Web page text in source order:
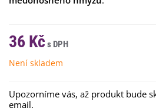
36 Kč
Není skladem
Upozorníme vás, až produkt bude
email.